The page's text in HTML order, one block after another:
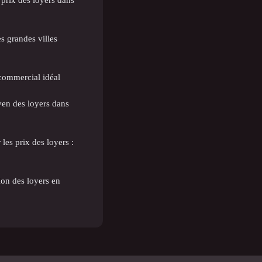
grandes villes
idéal
des loyers dans
prix des loyers :
des loyers en